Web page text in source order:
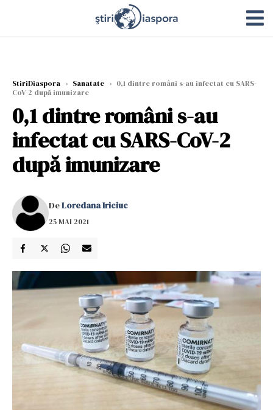
StiriDiaspora › Sanatate › 0,1 dintre români s-au infectat cu SARS-
CoV-2 după imunizare
0,1 dintre români s-au
infectat cu SARS-CoV-2
după imunizare
DeLoredana Iriciuc
25 MAI 2021